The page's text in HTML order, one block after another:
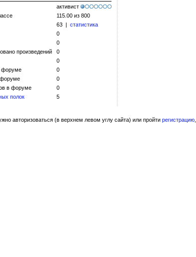
активист
115.00 из 800
63 | статистика
0
0
произведений
0
0
форуме
0
0
в форуме
0
полок
5
авторизоваться (в верхнем левом углу сайта) или пройти регистрацию